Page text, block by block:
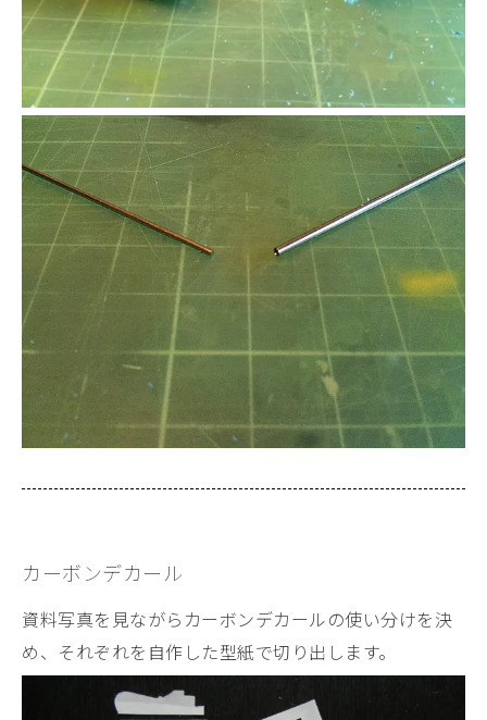
カーボンデカール
資料写真を見ながらカーボンデカールの使い分けを決
め、それぞれを自作した型紙で切り出します。